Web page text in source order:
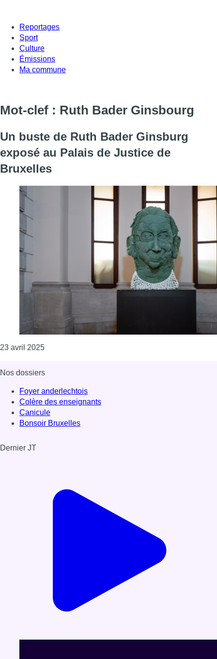
Reportages
Sport
Culture
Émissions
Ma commune
Mot-clef : Ruth Bader Ginsbourg
Un buste de Ruth Bader Ginsburg
exposé au Palais de Justice de
Bruxelles
23 avril 2025Consulter l'article "Un buste de Ruth Bader
Nos dossiers
Foyer anderlechtois
Colère des enseignants
Canicule
Bonsoir Bruxelles
Dernier JT